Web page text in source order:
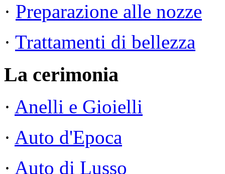
· Preparazione alle nozze
· Trattamenti di bellezza
La cerimonia
· Anelli e Gioielli
· Auto d'Epoca
· Auto di Lusso